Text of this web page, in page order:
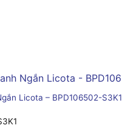
Licota – BPD106502-S3K1